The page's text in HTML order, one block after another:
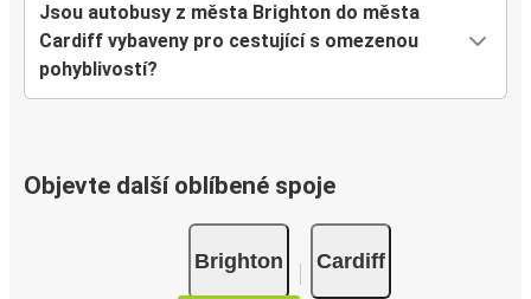
Jsou autobusy z města Brighton do města
Cardiff vybaveny pro cestující s omezenou
pohyblivostí?
Objevte další oblíbené spoje
Brighton Cardiff